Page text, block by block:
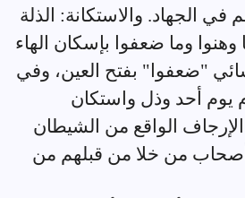
في الجهاد. والاستكانة: الذلة
وما ضعفوا بإسكان الهاء
"ضعفوا" بفتح العين، وفي
يوم أحد وذل واستكان
الواقع من الشيطان
من خلا من قبلهم من